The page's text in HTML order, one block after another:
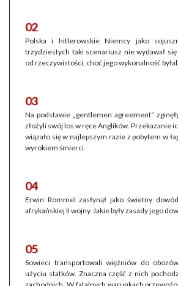
02
Polska i hitlerowskie Niemcy jako
trzydziestych taki scenariusz nie wydawał
od rzeczywistości, choć jego wykonalność
03
Na podstawie „gentlemen agreement”
złożyli swój los w ręce Anglików. Przekazanie
wiązało się w najlepszym razie z pobytem w
wyrokiem śmierci.
04
Erwin Rommel zasłynął jako świetny
afrykańskiej II wojny. Jakie były zasady jego
05
Sowieci transportowali więźniów do
użyciu statków. Znaczna część z nich